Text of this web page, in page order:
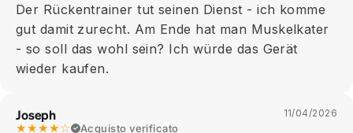
Der Rückentrainer tut seinen Dienst - ich komme
gut damit zurecht. Am Ende hat man Muskelkater
- so soll das wohl sein? Ich würde das Gerät
wieder kaufen.
Joseph
★★★★☆ Acquisto verificato
11/04/2026